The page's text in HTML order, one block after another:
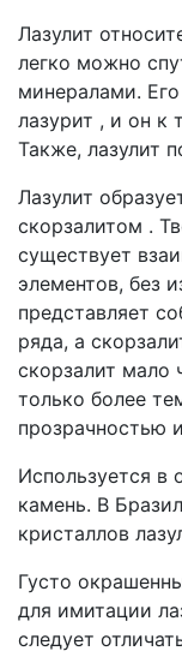
Лазулит
легко можно
минералами.
лазурит , и он к
Также, лазулит
Лазулит
скорзалитом .
существует
элементов, без
представляет
ряда, а
скорзалит мало
только более
прозрачностью
Используется в
камень. В
кристаллов
Густо
для имитации
следует